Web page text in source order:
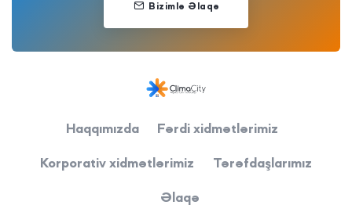
Bizimlə Əlaqə
Haqqımızda Fərdi xidmətlərimiz
Korporativ xidmətlərimiz Tərəfdaşlarımız
Əlaqə